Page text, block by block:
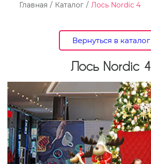
Портфолио
Контакты
Главная Каталог Лось Nordic 4
Вернуться в каталог
Лось Nordic 4